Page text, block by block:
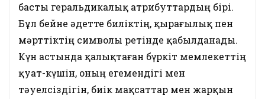
басты геральдикалық атрибуттардың бірі.
Бұл бейне әдетте биліктің, қырағылық пен
мәрттіктің символы ретінде қабылданады.
Күн астында қалықтаған бүркіт мемлекеттің
қуат-күшін, оның егемендігі мен
тәуелсіздігін, биік мақсаттар мен жарқын